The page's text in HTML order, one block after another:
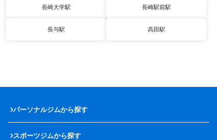
長崎大学駅 長崎駅前駅
長与駅 高田駅
パーソナルジムから探す
スポーツジムから探す